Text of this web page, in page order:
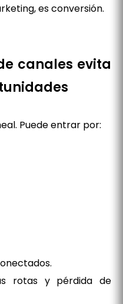
es conversión.
canales evita
Puede entrar por:
rotas y pérdida de